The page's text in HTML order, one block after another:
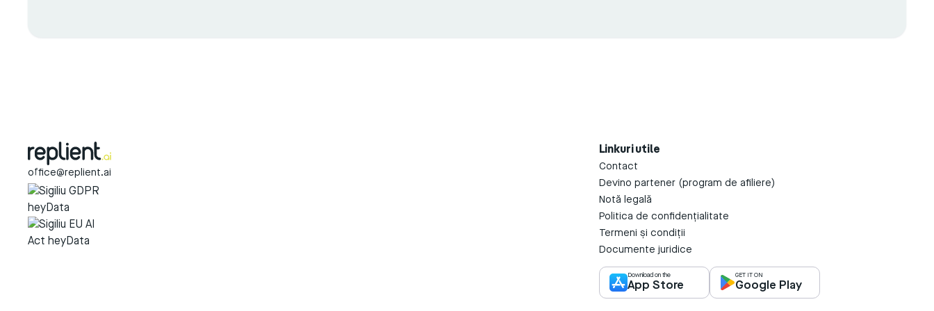
office@replient.ai
Linkuri utile
Contact
Devino partener (program de afiliere)
Notă legală
Politica de confidențialitate
Termeni și condiții
Documente juridice
Download on the
App Store
GET IT ON
Google Play